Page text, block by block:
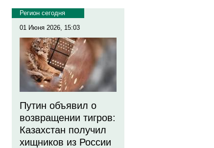
Регион сегодня
01 Июня 2026, 15:03
Путин объявил о
возвращении тигров:
Казахстан получил
хищников из России